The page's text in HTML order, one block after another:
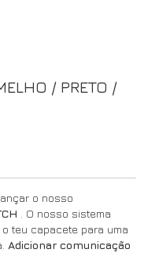
/ PRETO /
o nosso
. O nosso sistema
teu capacete para uma
Adicionar comunicação